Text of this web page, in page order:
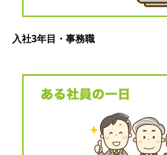
入社3年目・事務職